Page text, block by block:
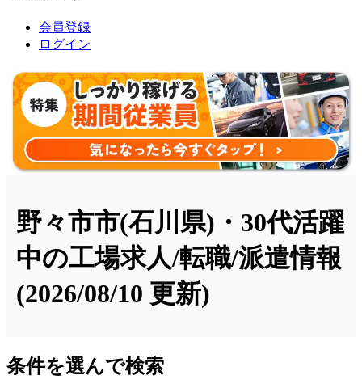
会員登録
ログイン
野々市市(石川県)・30代活躍
中の工場求人/転職/派遣情報
(2026/08/10 更新)
条件を選んで検索